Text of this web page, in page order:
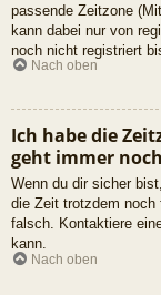
passende Zeitzone
kann dabei nur von
noch nicht registriert
Nach oben
Ich habe die
geht immer
Wenn du dir sicher
die Zeit trotzdem
falsch. Kontaktiere
kann.
Nach oben